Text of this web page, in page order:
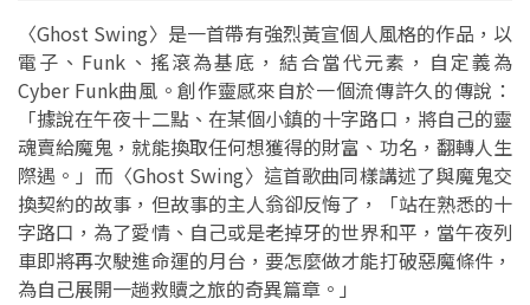
〈Ghost Swing〉是一首帶有強烈黃宣個人風格的作品，以
電子、Funk、搖滾為基底，結合當代元素，自定義為
Cyber Funk曲風。創作靈感來自於一個流傳許久的傳說：
「據說在午夜十二點、在某個小鎮的十字路口，將自己的靈
魂賣給魔鬼，就能換取任何想獲得的財富、功名，翻轉人生
際遇。」而〈Ghost Swing〉這首歌曲同樣講述了與魔鬼交
換契約的故事，但故事的主人翁卻反悔了，「站在熟悉的十
字路口，為了愛情、自己或是老掉牙的世界和平，當午夜列
車即將再次駛進命運的月台，要怎麼做才能打破惡魔條件，
為自己展開一趟救贖之旅的奇異篇章。」